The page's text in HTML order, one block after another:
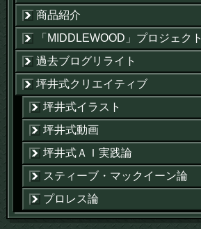
商品紹介
「MIDDLEWOOD」プロジェクト
過去ブログリライト
坪井式クリエイティブ
坪井式イラスト
坪井式動画
坪井式ＡＩ実践論
スティーブ・マックイーン論
プロレス論